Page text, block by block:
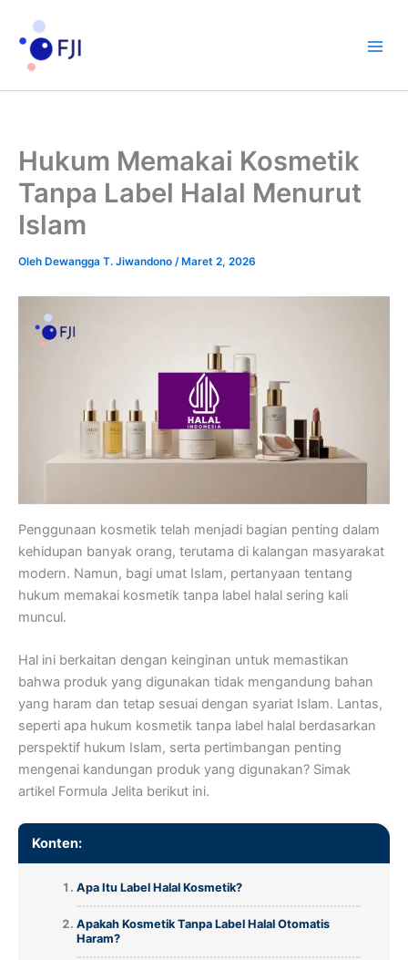
konten
Hukum Memakai Kosmetik
Tanpa Label Halal Menurut
Islam
Oleh Dewangga T. Jiwandono /Maret 2, 2026
Penggunaan kosmetik telah menjadi bagian penting dalam
kehidupan banyak orang, terutama di kalangan masyarakat
modern. Namun, bagi umat Islam, pertanyaan tentang
hukum memakai kosmetik tanpa label halal sering kali
muncul.
Hal ini berkaitan dengan keinginan untuk memastikan
bahwa produk yang digunakan tidak mengandung bahan
yang haram dan tetap sesuai dengan syariat Islam. Lantas,
seperti apa hukum kosmetik tanpa label halal berdasarkan
perspektif hukum Islam, serta pertimbangan penting
mengenai kandungan produk yang digunakan? Simak
artikel Formula Jelita berikut ini.
Konten:
Apa Itu Label Halal Kosmetik?
Apakah Kosmetik Tanpa Label Halal Otomatis
Haram?